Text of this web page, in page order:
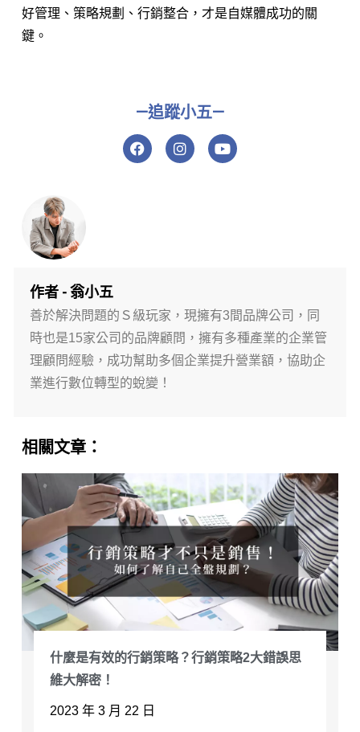
好管理、策略規劃、行銷整合，才是自媒體成功的關
鍵。
—追蹤小五—
F
a
I
n
Y
o
作者 - 翁小五
善於解決問題的Ｓ級玩家，現擁有3間品牌公司，同
時也是15家公司的品牌顧問，擁有多種產業的企業管
理顧問經驗，成功幫助多個企業提升營業額，協助企
業進行數位轉型的蛻變！
相關文章：
什麼是有效的行銷策略？行銷策略2大錯誤思
維大解密！
2023 年 3 月 22 日